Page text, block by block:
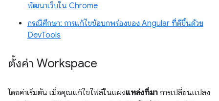
พัฒนาเว็บใน Chrome
กรณีศึกษา: การแก้ไขข้อบกพร่องของ Angular ที่ดีขึ้นด้วย
DevTools
ตั้งค่า Workspace
โดยค่าเริ่มต้น เมื่อคุณแก้ไขไฟล์ในแผงแหล่งที่มา การเปลี่ยนแปลง